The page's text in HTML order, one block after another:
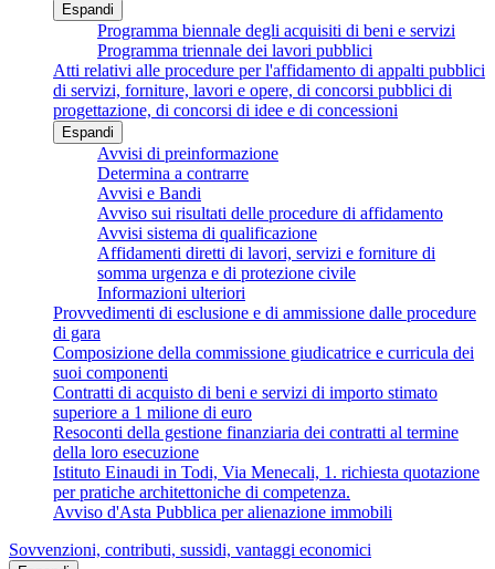
Espandi
Programma biennale degli acquisiti di beni e servizi
Programma triennale dei lavori pubblici
Atti relativi alle procedure per l'affidamento di appalti pubblici
di servizi, forniture, lavori e opere, di concorsi pubblici di
progettazione, di concorsi di idee e di concessioni
Espandi
Avvisi di preinformazione
Determina a contrarre
Avvisi e Bandi
Avviso sui risultati delle procedure di affidamento
Avvisi sistema di qualificazione
Affidamenti diretti di lavori, servizi e forniture di
somma urgenza e di protezione civile
Informazioni ulteriori
Provvedimenti di esclusione e di ammissione dalle procedure
di gara
Composizione della commissione giudicatrice e curricula dei
suoi componenti
Contratti di acquisto di beni e servizi di importo stimato
superiore a 1 milione di euro
Resoconti della gestione finanziaria dei contratti al termine
della loro esecuzione
Istituto Einaudi in Todi, Via Menecali, 1. richiesta quotazione
per pratiche architettoniche di competenza.
Avviso d'Asta Pubblica per alienazione immobili
Sovvenzioni, contributi, sussidi, vantaggi economici